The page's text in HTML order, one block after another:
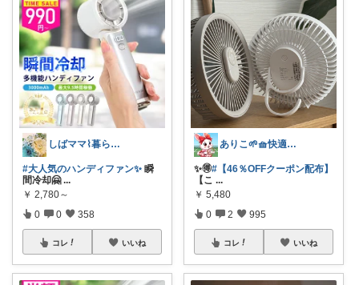
しばママ⌇暮らしと子育て
#大人気のハンディファン✨ 瞬
間冷却🤗...
￥ 2,780～
0 0 358
コレ いいね
ありこ🌱🧺快適な暮らし雑貨🌻
✨️🉐#【46％OFFクーポン配布】
【こ ...
￥ 5,480
0 2 995
コレ いいね